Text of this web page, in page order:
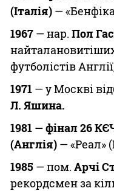
(Італія) —
1967 — нар. Пол
футболістів
1971 — у Москві
Л. Яшина.
1981 — фінал 26
(Англія) — «Реал»
1985 — пом. Арчі
рекордсмен за